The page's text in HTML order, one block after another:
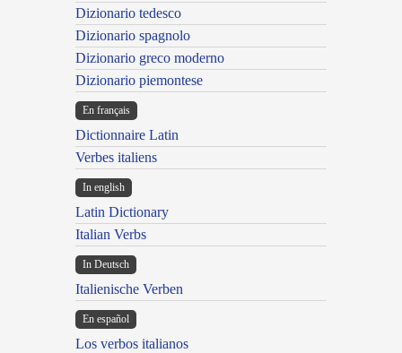
Dizionario tedesco
Dizionario spagnolo
Dizionario greco moderno
Dizionario piemontese
En français
Dictionnaire Latin
Verbes italiens
In english
Latin Dictionary
Italian Verbs
In Deutsch
Italienische Verben
En español
Los verbos italianos